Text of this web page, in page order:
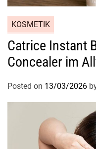
KOSMETIK
Catrice Instant
Concealer im
Posted on 13/03/2026